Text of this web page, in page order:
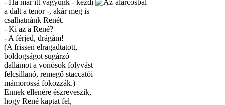
- Ha már itt vagyunk - kezdi
a dalt a tenor -, akár meg is
csalhatnánk Renét.
- Ki az a René?
- A férjed, drágám!
(A frissen elragadtatott,
boldogságot sugárzó
dallamot a vonósok folyvást
felcsillanó, remegő staccatói
mámorossá fokozzák.)
Ennek ellenére észreveszik,
hogy René kaptat fel,